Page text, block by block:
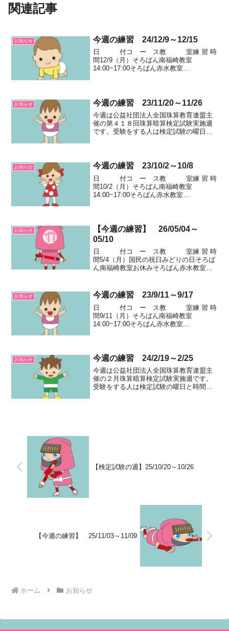
関連記事
お知らせ 今週の練習 24/12/9～12/15
日 付コ ー ス教 室練 習 時
間12/9（月）そろばん南福崎教室
14:00~17:00そろばん赤水教室
お知らせ 今週の練習 23/11/20～11/26
今週は公益社団法人全国珠算教育連盟主
催の第４１８回珠算暗算検定試験実施週
です。受験をする人は検定試験の曜日と
教室 14:0...
お知らせ 今週の練習 23/10/2～10/8
日 付コ ー ス教 室練 習 時
間10/2（月）そろばん南福崎教室
14:00~17:00そろばん赤水教室
お知らせ
【今週の練習】 26/05/04～
05/10
日 付コ ー ス教 室練 習 時
間5/4（月）国民の祝日みどりの日そろば
ん南福崎教室お休みそろばん赤水教室お
田教室お休みそろばん松原教室お休み
日 ...
お知らせ 今週の練習 23/9/11～9/17
日 付コ ー ス教 室練 習 時
間9/11（月）そろばん南福崎教室
14:00~17:00そろばん赤水教室
お知らせ 今週の練習 24/2/19～2/25
今週は公益社団法人全国珠算教育連盟主
催の２月珠算暗算検定試験実施週です。
受験をする人は検定試験の曜日と時間を
【検定試験の週】25/10/20～10/26
【今週の練習】 25/11/03～11/09
ホーム お知らせ